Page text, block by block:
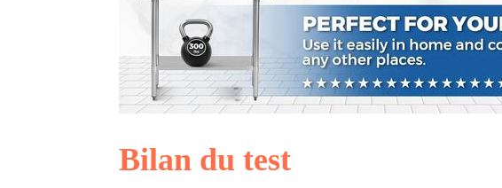
Bilan du test